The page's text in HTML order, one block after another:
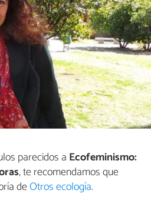
parecidos a Ecofeminismo:
, te recomendamos que
deOtros ecología.